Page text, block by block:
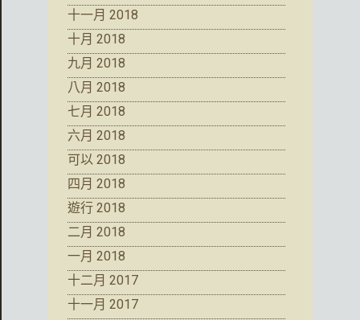
十一月 2018
十月 2018
九月 2018
八月 2018
七月 2018
六月 2018
可以 2018
四月 2018
遊行 2018
二月 2018
一月 2018
十二月 2017
十一月 2017